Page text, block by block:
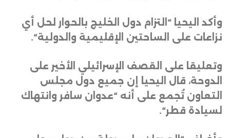
وأكد اليحيا “التزام دول الخليج بالحوار لحل أي
نزاعات على الساحتين الإقليمية والدولية“.
وتعليقا على القصف الإسرائيلي الأخير على
الدوحة، قال اليحيا إن جميع دول مجلس
التعاون تُجمع على أنه “عدوان سافر وانتهاك
لسيادة قطر“.